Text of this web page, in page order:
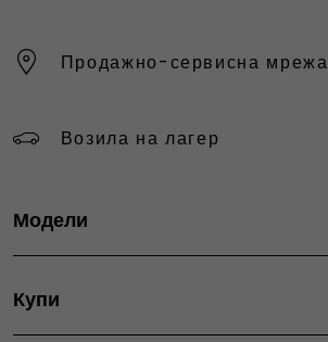
Продажно-сервисна мрежа
Возила на лагер
Модели
Grande Panda Hybrid
Grande Panda Electric
Купи